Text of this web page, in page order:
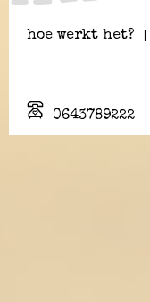
hoe werkt het?
0643789222